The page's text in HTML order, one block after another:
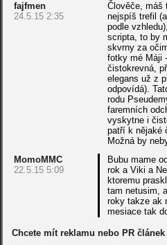
fajfmen
24.5.15 2:35
Člověče, máš
nejspíš trefil
podle
scripta, to by
skvrny za
fotky mé Máji
čistokrevná,
elegans už z
odpovídá).
rodu
faremních
vyskytne i
patří k nějaké
Možná by
MomoMMC
22.5.15 5:09
Bubu mame
rok a Viki a
ktoremu
tam netusim,
roky takze ak
mesiace tak
Chcete mít reklamu nebo PR